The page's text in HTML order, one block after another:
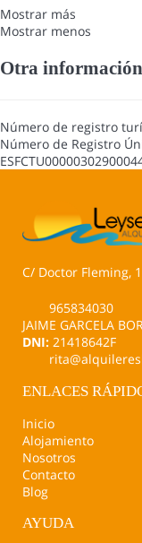
Mostrar más
Mostrar menos
Otra
Número de registro
Número de Registro
C/ Doctor Fleming,
965834030
JAIME GARCELA
DNI: 21418642F
ENLACES
Inicio
Alojamiento
Nosotros
Contacto
Blog
AYUDA